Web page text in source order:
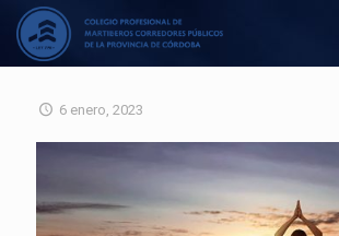
6 enero, 2023